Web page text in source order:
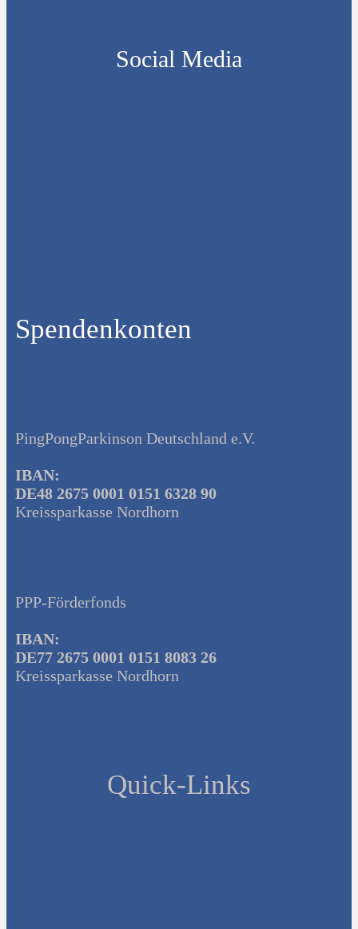
Social Media
Spendenkonten
PingPongParkinson Deutschland e.V.
IBAN:
DE48 2675 0001 0151 6328 90
Kreissparkasse Nordhorn
PPP-Förderfonds
IBAN:
DE77 2675 0001 0151 8083 26
Kreissparkasse Nordhorn
Quick-Links